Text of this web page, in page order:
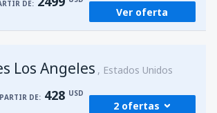
DE:
Ver oferta
Los Angeles Estados Unidos
DE: 428 USD
2 ofertas